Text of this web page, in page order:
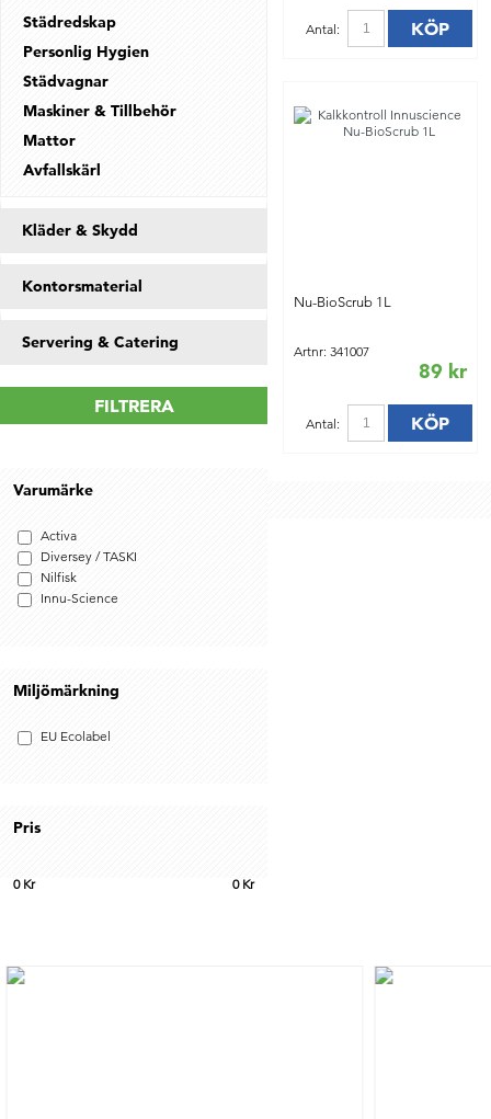
Städredskap
Personlig Hygien
Städvagnar
Maskiner & Tillbehör
Mattor
Avfallskärl
Kläder & Skydd
Kontorsmaterial
Servering & Catering
FILTRERA
Varumärke
Activa
Diversey / TASKI
Nilfisk
Innu-Science
Miljömärkning
EU Ecolabel
Pris
0Kr 0Kr
Antal: KÖP
Nu-BioScrub 1L
Artnr: 341007
89 kr
Antal: KÖP